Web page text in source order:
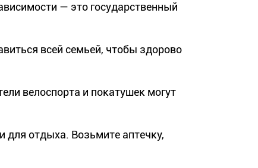
— это государственный
всей семьей, чтобы здорово
велоспорта и покатушек могут
для отдыха. Возьмите аптечку,